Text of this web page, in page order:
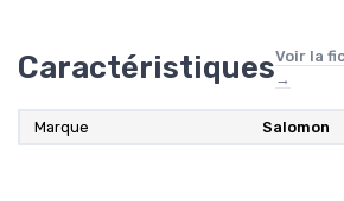
CaractéristiquesVoir la
→
Marque Salomon